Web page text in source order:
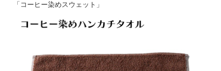
「コーヒー染めスウェット」